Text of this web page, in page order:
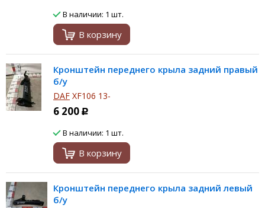
В наличии: 1 шт.
В корзину
Кронштейн переднего крыла задний правый
б/у
DAF XF106 13-
6 200 Р
В наличии: 1 шт.
В корзину
Кронштейн переднего крыла задний левый
б/у